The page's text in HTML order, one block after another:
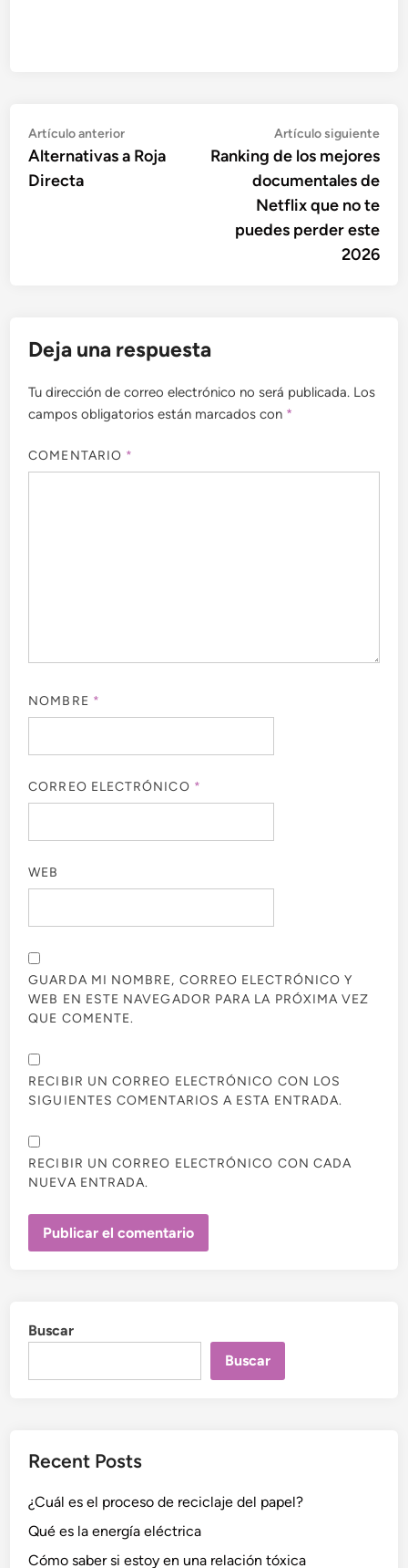
Navegación
de
entradas
Artículo anteriorArtículo
anterior:
Alternativas a Roja
Directa
Artículo siguiente
Ranking de los mejores
documentales de
Netflix que no te
puedes perder este
2026
Deja una respuesta
Tu dirección de correo electrónico no será publicada. Los
campos obligatorios están marcados con *
COMENTARIO *
NOMBRE *
CORREO ELECTRÓNICO *
WEB
GUARDA MI NOMBRE, CORREO ELECTRÓNICO Y
WEB EN ESTE NAVEGADOR PARA LA PRÓXIMA VEZ
QUE COMENTE.
RECIBIR UN CORREO ELECTRÓNICO CON LOS
SIGUIENTES COMENTARIOS A ESTA ENTRADA.
RECIBIR UN CORREO ELECTRÓNICO CON CADA
NUEVA ENTRADA.
Buscar
Buscar
Recent Posts
¿Cuál es el proceso de reciclaje del papel?
Qué es la energía eléctrica
Cómo saber si estoy en una relación tóxica